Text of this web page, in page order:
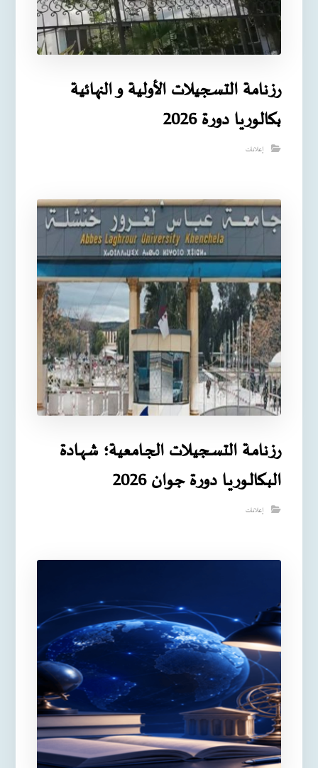
رزنامة التسجيلات الأولية و النهائية
بكالوريا دورة 2026
إعلانات
رزنامـة التسـجيـلات الجـامعية؛ شهـادة
البـكالـوريـا دورة جوان 2026
إعلانات